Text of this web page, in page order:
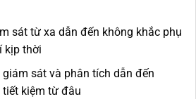
sát từ xa dẫn đến không khắc phụ
kịp thời
giám sát và phân tích dẫn đến
kiệm từ đâu